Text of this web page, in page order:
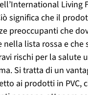
Living
significa che il
preoccupanti che
nella lista rossa e che
rischi per la salute
Si tratta di un
ai prodotti in PVC,